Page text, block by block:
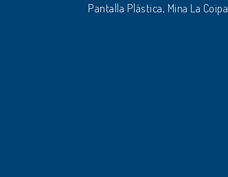
Pantalla Plástica, Mina La Coipa.